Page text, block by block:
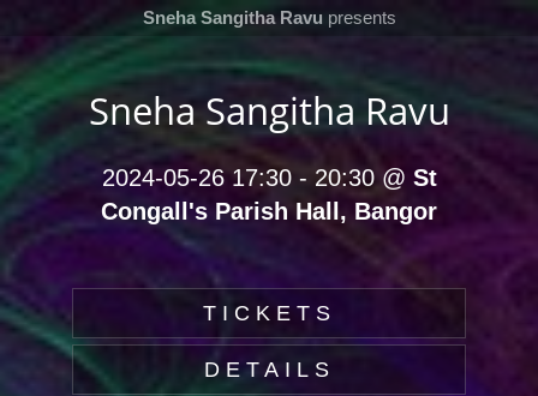
Sneha Sangitha Ravupresents
Sneha Sangitha Ravu
2024-05-26 17:30 - 20:30 @ St
Congall's Parish Hall, Bangor
TICKETS
DETAILS